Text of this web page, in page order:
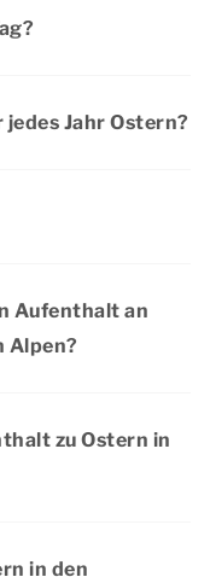
Jahr Ostern?
Aufenthalt an
Alpen?
zu Ostern in
in den